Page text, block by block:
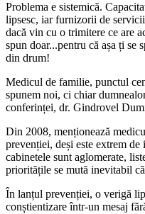
Problema e sistemică.
lipsesc, iar furnizorii de
dacă vin cu o trimitere ce are
spun doar...pentru că așa ți se
din drum!
Medicul de familie, punctul
spunem noi, ci chiar
conferinței, dr. Gindrovel
Din 2008, menționează
prevenției, deși este extrem
cabinetele sunt aglomerate,
prioritățile se mută inevitabil
În lanțul prevenției, o verigă
conștientizare într-un mesaj